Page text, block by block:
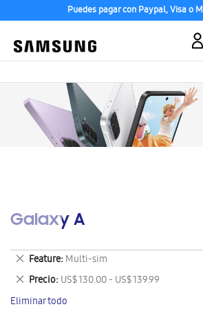
Puedes pagar con Paypal, Visa o
Galaxy A
Feature Multi-sim
Eliminar
este
artículo
Precio US$ 130.00 - US$ 139.99
Eliminar
este
Eliminar todo